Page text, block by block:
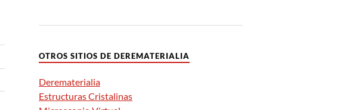
OTROS SITIOS DE DEREMATERIALIA
Derematerialia
Estructuras Cristalinas